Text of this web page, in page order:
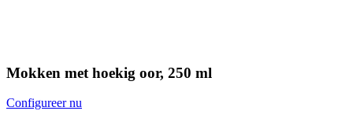
Mokken met hoekig oor, 250 ml
Configureer nu